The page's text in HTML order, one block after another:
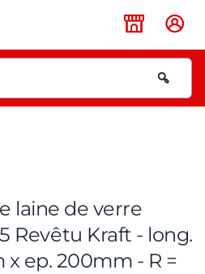
laine de verre
Revêtu Kraft - long.
x ep. 200mm - R =